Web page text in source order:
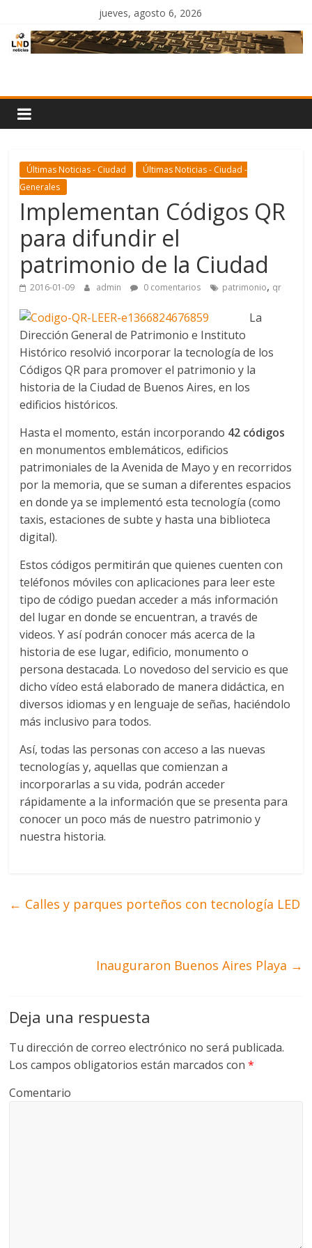
contenido
jueves, agosto 6, 2026
Noticias
Últimas Noticias - Ciudad
Últimas Noticias - Ciudad -
Generales
Implementan Códigos QR
para difundir el
patrimonio de la Ciudad
2016-01-09 admin 0 comentarios patrimonio, qr
La
Dirección General de Patrimonio e Instituto
Histórico resolvió incorporar la tecnología de los
Códigos QR para promover el patrimonio y la
historia de la Ciudad de Buenos Aires, en los
edificios históricos.
Hasta el momento, están incorporando 42 códigos
en monumentos emblemáticos, edificios
patrimoniales de la Avenida de Mayo y en recorridos
por la memoria, que se suman a diferentes espacios
en donde ya se implementó esta tecnología (como
taxis, estaciones de subte y hasta una biblioteca
digital).
Estos códigos permitirán que quienes cuenten con
teléfonos móviles con aplicaciones para leer este
tipo de código puedan acceder a más información
del lugar en donde se encuentran, a través de
videos. Y así podrán conocer más acerca de la
historia de ese lugar, edificio, monumento o
persona destacada. Lo novedoso del servicio es que
dicho vídeo está elaborado de manera didáctica, en
diversos idiomas y en lenguaje de señas, haciéndolo
más inclusivo para todos.
Así, todas las personas con acceso a las nuevas
tecnologías y, aquellas que comienzan a
incorporarlas a su vida, podrán acceder
rápidamente a la información que se presenta para
conocer un poco más de nuestro patrimonio y
nuestra historia.
← Calles y parques porteños con tecnología LED
Inauguraron Buenos Aires Playa →
Deja una respuesta
Tu dirección de correo electrónico no será publicada.
Los campos obligatorios están marcados con*
Comentario